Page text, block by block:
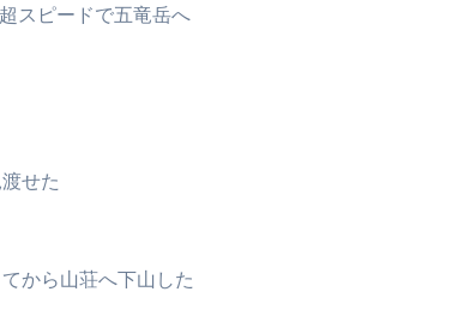
スピードで五竜岳へ
せた
から山荘へ下山した